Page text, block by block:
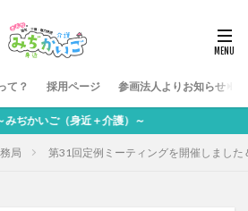
て？ 採用ページ 参画法人よりお知らせ
いご（身近＋介護）～
局 第31回定例ミーティングを開催しまし